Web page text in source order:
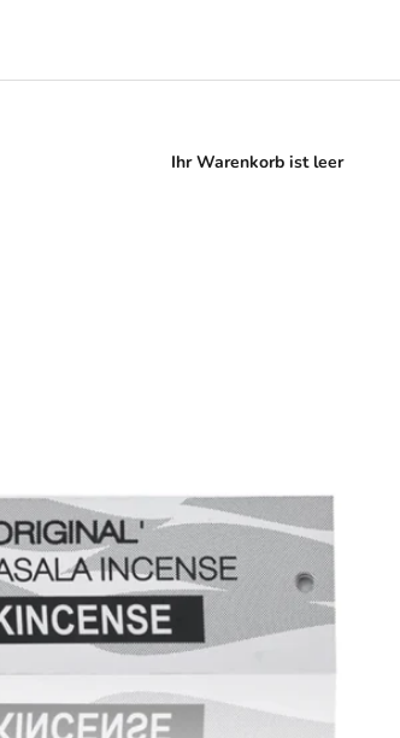
Ihr Warenkorb ist leer